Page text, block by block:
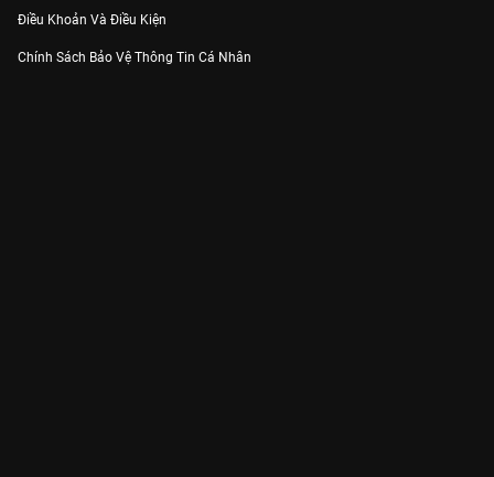
Điều Khoản Và Điều Kiện
Chính Sách Bảo Vệ Thông Tin Cá Nhân